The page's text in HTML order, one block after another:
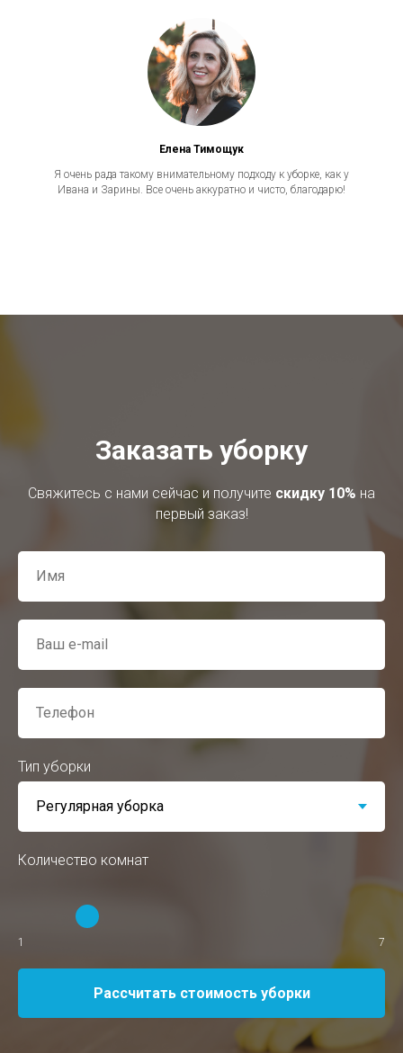
Елена Тимощук
Я очень рада такому внимательному подходу к уборке, как у
Ивана и Зарины. Все очень аккуратно и чисто, благодарю!
Заказать уборку
Свяжитесь с нами сейчас и получите скидку 10% на
первый заказ!
Тип уборки
Количество комнат
1 7
Рассчитать стоимость уборки